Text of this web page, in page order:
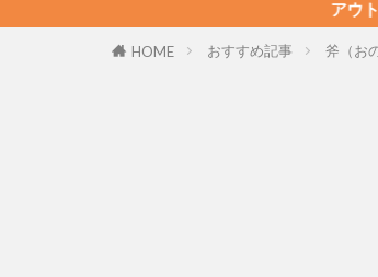
アウトドア大好き
HOME おすすめ記事 斧（お